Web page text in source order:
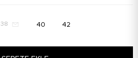
38 40 42